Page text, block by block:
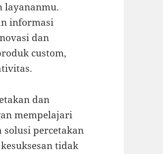
layananmu.
informasi
dan
custom,
dan
mempelajari
solusi percetakan
tidak